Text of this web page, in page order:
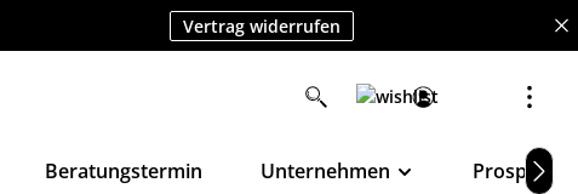
Vertrag widerrufen
Beratungstermin Unternehmen Prospekte